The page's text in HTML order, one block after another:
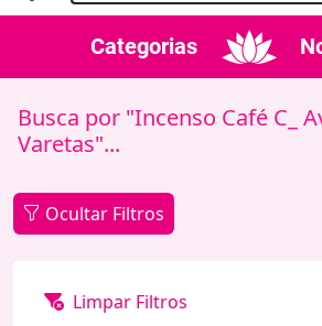
Categorias
Busca por "Incenso Café C_
Varetas"...
Ocultar Filtros